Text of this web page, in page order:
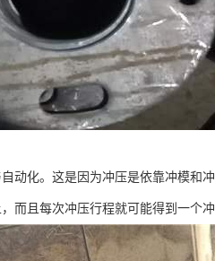
动化。这是因为冲压是依靠冲模和
而且每次冲压行程就可能得到一个冲